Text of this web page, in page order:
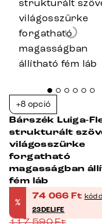
+8 opció
Bárszék Luiga-
strukturált
világosszürke
forgatható
magasságban
fém láb
%
74 066 Ft
23DELIFE
117 590Ft